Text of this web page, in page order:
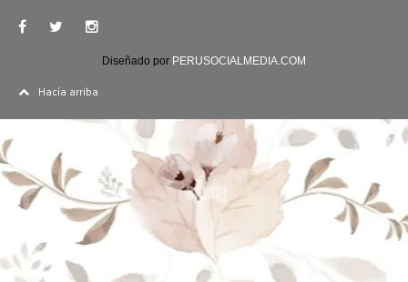
Diseñado por PERUSOCIALMEDIA.COM
Hacía arriba